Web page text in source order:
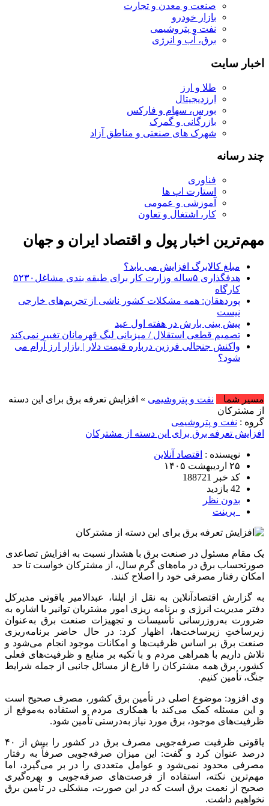
صنعت و معدن و تجارت
بازار خودرو
نفت و پتروشیمی
برق، آب و انرژی
اخبار سایت
طلا و ارز
ارزدیجیتال
بورس، سهام و فارکس
بازرگانی و گمرک
شهرک های صنعتی و مناطق آزاد
چند رسانه
فناوری
استارت اپ ها
آموزشی و عمومی
کار، اشتغال و تعاون
مهم‌ترین اخبار پول و اقتصاد ایران و جهان
مبلغ کالابرگ افزایش می یابد؟
هدفگذاری ۵ساله وزارت کار برای طبقه بندی مشاغل۵۲۳۰
کارگاه
پوردهقان: همه مشکلات کشور ناشی از تحریم‌های خارجی
نیست
پیش بینی بارش‌ در هفته اول عید
تصمیم قطعی استقلال / میزبانی لیگ قهرمانان تغییر نمی‌کند
واکنش جنجالی فرزین درباره قیمت دلار | بازار ارز آرام می
شود؟
مسیر شما
نفت و پتروشیمی » افزایش تعرفه برق برای این دسته
از مشترکان
گروه : نفت و پتروشیمی
افزایش تعرفه برق برای این دسته از مشترکان
نویسنده : اقتصاد آنلاین
۲۵ اردیبهشت ۱۴۰۵
کد خبر 188721
42 بازدید
بدون نظر
پرینت
یک مقام مسئول در صنعت برق با هشدار نسبت به افزایش تصاعدی
صورتحساب برق در ماه‌های گرم سال، از مشترکان خواست تا حد
امکان رفتار مصرفی خود را اصلاح کنند.
به گزارش اقتصادآنلاین به نقل از ایلنا، عبدالامیر یاقوتی مدیرکل
دفتر مدیریت انرژی و برنامه ریزی امور مشتریان توانیر با اشاره به
ضرورت به‌روزرسانی تأسیسات و تجهیزات صنعت برق به‌عنوان
زیرساختِ زیرساخت‌ها، اظهار کرد: در حال حاضر برنامه‌ریزی
صنعت برق بر اساس ظرفیت‌ها و امکانات موجود انجام می‌شود و
تلاش داریم با همراهی مردم و با تکیه بر منابع و ظرفیت‌های فعلی
کشور، برق همه مشترکان را فارغ از مسائل جانبی از جمله شرایط
جنگ، تأمین کنیم.
وی افزود: موضوع اصلی در تأمین برق کشور، مصرف صحیح است
و این مسئله کمک می‌کند با همکاری مردم و استفاده به‌موقع از
ظرفیت‌های موجود، برق مورد نیاز به‌درستی تأمین شود.
یاقوتی ظرفیت صرفه‌جویی مصرف برق در کشور را بیش از ۴۰
درصد عنوان کرد و گفت: این میزان صرفه‌جویی صرفاً به رفتار
مصرفی محدود نمی‌شود و عوامل متعددی را در بر می‌گیرد، اما
مهم‌ترین نکته، استفاده از فرصت‌های صرفه‌جویی و بهره‌گیری
صحیح از نعمت برق است که در این صورت، مشکلی در تأمین برق
نخواهیم داشت.